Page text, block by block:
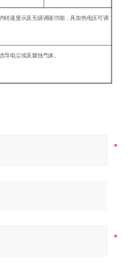
转速显示及无级调速功能，具加热电压可调
导电尘埃及腐蚀气体。